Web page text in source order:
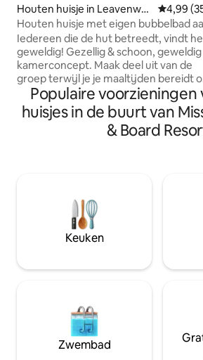
Houten huisje in Leavenwor
th
4,99
Houten huisje met eigen bubbelbad
Icicle Road, dicht bij de stad
Iedereen die de hut betreedt, vindt
geweldig! Gezellig & schoon, geweldig
kamerconcept. Maak deel uit van de
groep terwijl je je maaltijden bereidt
de keuken en een groot eiland met
prachtige kwarts. Keuken is volledig
uitgerust, inclusief koffie, thee,
eenvoudige items zoals folie, zakjes,
hebben schuifdeuren. Stapelbare
wasmachine/-droger en verwarmde
tegelvloeren in beide badkamers. We
hopen dat je ervan geniet
Populaire voorzieningen
huisjes in de buurt van
& Board
Keuken
Zwembad